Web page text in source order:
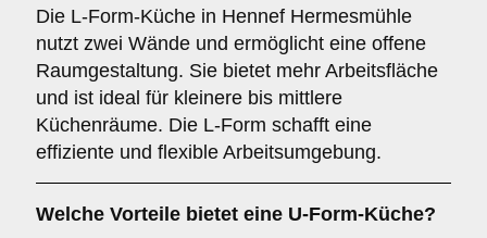
Die L-Form-Küche in Hennef Hermesmühle
nutzt zwei Wände und ermöglicht eine offene
Raumgestaltung. Sie bietet mehr Arbeitsfläche
und ist ideal für kleinere bis mittlere
Küchenräume. Die L-Form schafft eine
effiziente und flexible Arbeitsumgebung.
Welche Vorteile bietet eine U-Form-Küche?